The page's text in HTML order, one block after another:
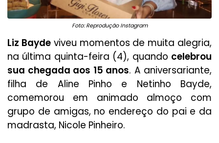
Foto: Reprodução Instagram
Liz Baydeviveu momentos de muita alegria,
na última quinta-feira (4), quando celebrou
sua chegada aos 15 anos. A aniversariante,
filha de Aline Pinho e Netinho Bayde,
comemorou em animado almoço com
grupo de amigas, no endereço do pai e da
madrasta, Nicole Pinheiro.